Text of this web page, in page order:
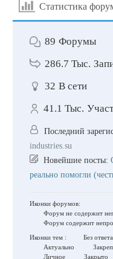
Статистика
89 Форумы
286.7 Тыс.
32 В сети
41.1 Тыс.
Последний
industries.su
Новейшие посты:
реально помогли
Иконки форумов:
Форум не содержит
Форум содержит
Иконки тем :
Без ответа
Актуально
Личное
Закрыто